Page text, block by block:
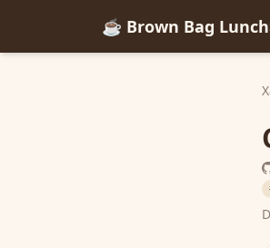
☕ Brown Bag Lunch